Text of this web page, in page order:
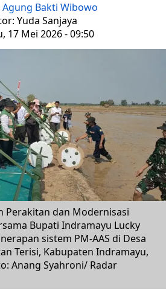
Agung Bakti Wibowo
Yuda Sanjaya
17 Mei 2026 - 09:50
Perakitan dan Modernisasi
Bupati Indramayu Lucky
sistem PM-AAS di Desa
Terisi, Kabupaten Indramayu,
Anang Syahroni/ Radar